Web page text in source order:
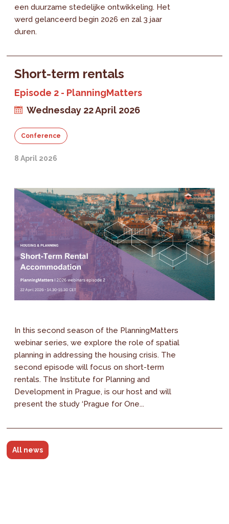
een duurzame stedelijke ontwikkeling. Het
werd gelanceerd begin 2026 en zal 3 jaar
duren.
Short-term rentals
Episode 2 - PlanningMatters
Wednesday 22 April 2026
Conference
8 April 2026
In this second season of the PlanningMatters
webinar series, we explore the role of spatial
planning in addressing the housing crisis. The
second episode will focus on short-term
rentals. The Institute for Planning and
Development in Prague, is our host and will
present the study ‘Prague for One...
All news